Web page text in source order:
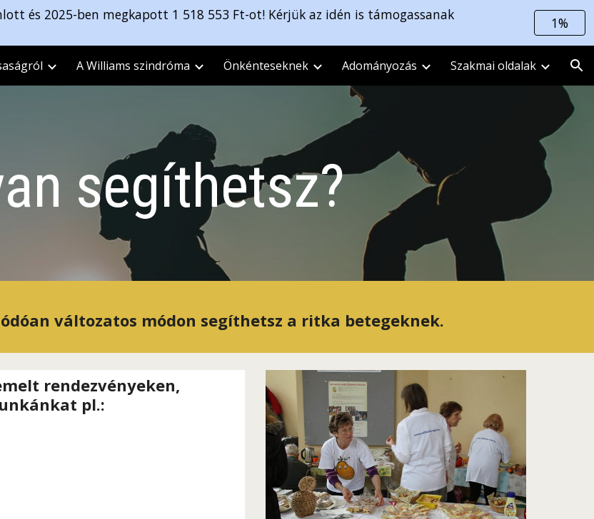
content
és 2025-ben megkapott 1 518 553 Ft-ot! Kérjük az idén is támogassanak
1%
A Williams szindróma Önkénteseknek Adományozás Szakmai oldalak
segíthetsz?
változatos módon segíthetsz a ritka betegeknek.
rendezvényeken,
pl.: